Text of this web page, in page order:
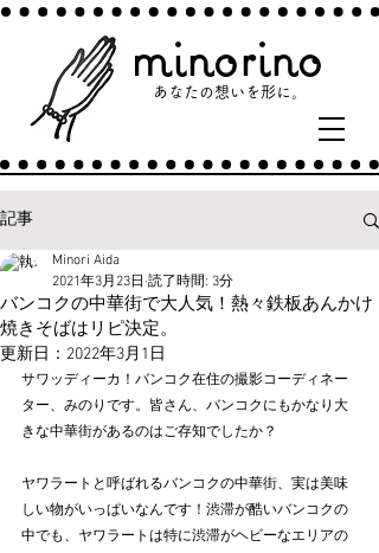
minorino
あなたの​想いを形に。​
記事
バンコクの中華街で大人気！熱々鉄板あんかけ
焼きそばはリピ決定。
Minori Aida
2021年3月23日 読了時間: 3分
更新日： 2022年3月1日
サワッディーカ！バンコク在住の撮影コーディネー
ター、みのりです。皆さん、バンコクにもかなり大
きな中華街があるのはご存知でしたか？
ヤワラートと呼ばれるバンコクの中華街、実は美味
しい物がいっぱいなんです！渋滞が酷いバンコクの
中でも、ヤワラートは特に渋滞がヘビーなエリアの